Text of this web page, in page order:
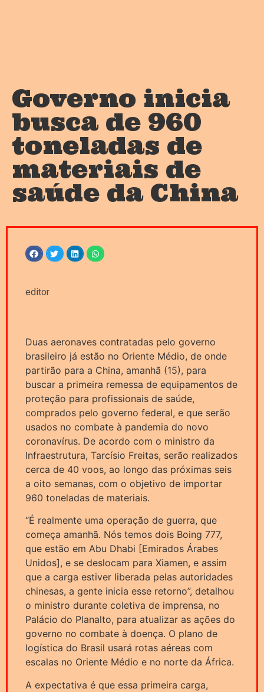
Governo inicia
busca de 960
toneladas de
materiais de
saúde da China
editor
Duas aeronaves contratadas pelo governo
brasileiro já estão no Oriente Médio, de onde
partirão para a China, amanhã (15), para
buscar a primeira remessa de equipamentos de
proteção para profissionais de saúde,
comprados pelo governo federal, e que serão
usados no combate à pandemia do novo
coronavírus. De acordo com o ministro da
Infraestrutura, Tarcísio Freitas, serão realizados
cerca de 40 voos, ao longo das próximas seis
a oito semanas, com o objetivo de importar
960 toneladas de materiais.
“É realmente uma operação de guerra, que
começa amanhã. Nós temos dois Boing 777,
que estão em Abu Dhabi [Emirados Árabes
Unidos], e se deslocam para Xiamen, e assim
que a carga estiver liberada pelas autoridades
chinesas, a gente inicia esse retorno”, detalhou
o ministro durante coletiva de imprensa, no
Palácio do Planalto, para atualizar as ações do
governo no combate à doença. O plano de
logística do Brasil usará rotas aéreas com
escalas no Oriente Médio e no norte da África.
A expectativa é que essa primeira carga,